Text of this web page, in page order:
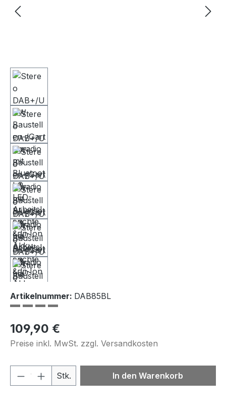
Artikelnummer: DAB85BL
Regulärer Preis:
109,90 €
Preise inkl. MwSt. zzgl. Versandkosten
Produkt Anzahl: Gib den
Stk. In den Warenkorb